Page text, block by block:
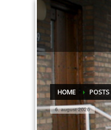
HOME
6. august 2026